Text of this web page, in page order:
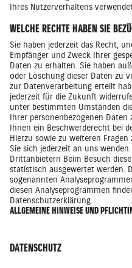
Ihres Nutzerverhaltens
WELCHE RECHTE HABEN SIE
Sie haben jederzeit das Recht,
Empfänger und Zweck Ihrer
Daten zu erhalten. Sie haben
oder Löschung dieser Daten zu
zur Datenverarbeitung erteilt
jederzeit für die Zukunft
unter bestimmten Umständen
Ihrer personenbezogenen
Ihnen ein Beschwerderecht bei
Hierzu sowie zu weiteren
Sie sich jederzeit an uns
Drittanbietern Beim Besuch
statistisch ausgewertet werden.
sogenannten
diesen Analyseprogrammen
Datenschutzerklärung.
ALLGEMEINE HINWEISE UND
DATENSCHUTZ